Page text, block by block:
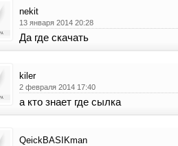
nekit
13 января 2014 20:28
Да где скачать
kiler
2 февраля 2014 17:40
а кто знает где сылка
QeickBASIKman